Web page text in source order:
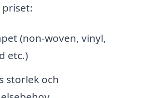
(non-woven, vinyl,
etc.)
storlek och